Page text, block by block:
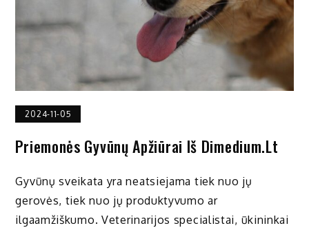
2024-11-05
Priemonės Gyvūnų Apžiūrai Iš Dimedium.lt
Gyvūnų sveikata yra neatsiejama tiek nuo jų
gerovės, tiek nuo jų produktyvumo ar
ilgaamžiškumo. Veterinarijos specialistai, ūkininkai